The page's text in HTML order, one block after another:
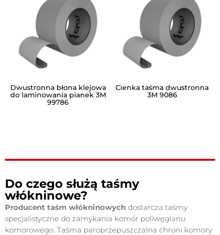
Dwustronna błona klejowa
do laminowania pianek 3M
99786
Cienka taśma dwustronna
3M 9086
Do czego służą taśmy
włókninowe?
Producent taśm włókninowych dostarcza taśmy
specjalistyczne do zamykania komór poliwęglanu
komorowego. Taśma paroprzepuszczalna chroni komory